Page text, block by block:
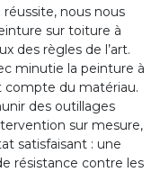
nous nous
sur toiture à
des règles de l’art.
minutie la peinture à
compte du matériau.
des outillages
sur mesure,
satisfaisant : une
résistance contre les